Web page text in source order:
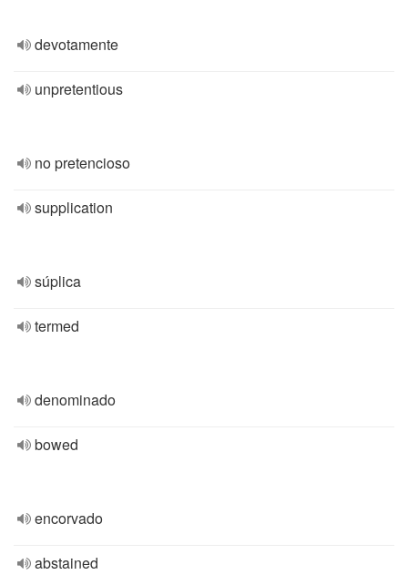
devotamente
unpretentious
no pretencioso
supplication
súplica
termed
denominado
bowed
encorvado
abstained